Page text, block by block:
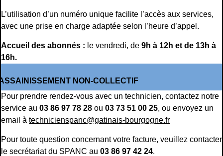
L’utilisation d’un numéro unique facilite l’accès aux services,
avec une prise en charge adaptée selon l’heure d’appel.
Accueil des abonnés : le vendredi, de 9h à 12h et de 13h à
16h.
NON-COLLECTIF
Pour prendre rendez-vous avec un technicien, contactez notre
service au 03 86 97 78 28 ou 03 73 51 00 25, ou envoyez un
email à technicienspanc@gatinais-bourgogne.fr
Pour toute question concernant votre facture, veuillez contacter
le secrétariat du SPANC au 03 86 97 42 24.